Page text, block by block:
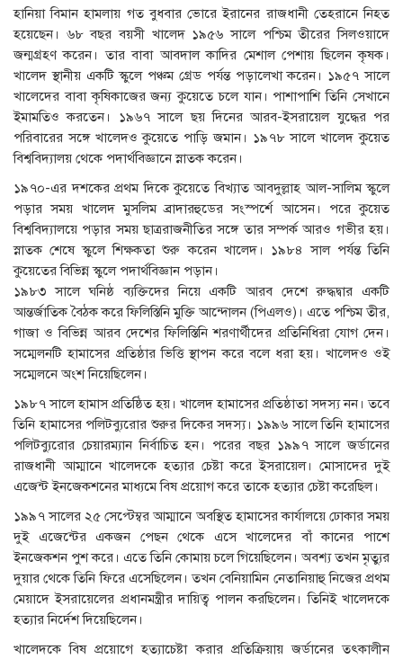
হানিয়া বিমান হামলায় গত বুধবার ভোরে ইরানের রাজধানী তেহরানে নিহত
হয়েছেন। ৬৮ বছর বয়সী খালেদ ১৯৫৬ সালে পশ্চিম তীরের সিলওয়াদে
জন্মগ্রহণ করেন। তার বাবা আবদাল কাদির মেশাল পেশায় ছিলেন কৃষক।
খালেদ স্থানীয় একটি স্কুলে পঞ্চম গ্রেড পর্যন্ত পড়ালেখা করেন। ১৯৫৭ সালে
খালেদের বাবা কৃষিকাজের জন্য কুয়েতে চলে যান। পাশাপাশি তিনি সেখানে
ইমামতিও করতেন। ১৯৬৭ সালে ছয় দিনের আরব-ইসরায়েল যুদ্ধের পর
পরিবারের সঙ্গে খালেদও কুয়েতে পাড়ি জমান। ১৯৭৮ সালে খালেদ কুয়েত
বিশ্ববিদ্যালয় থেকে পদার্থবিজ্ঞানে স্নাতক করেন।
১৯৭০-এর দশকের প্রথম দিকে কুয়েতে বিখ্যাত আবদুল্লাহ আল-সালিম স্কুলে
পড়ার সময় খালেদ মুসলিম ব্রাদারহুডের সংস্পর্শে আসেন। পরে কুয়েত
বিশ্ববিদ্যালয়ে পড়ার সময় ছাত্ররাজনীতির সঙ্গে তার সম্পর্ক আরও গভীর হয়।
স্নাতক শেষে স্কুলে শিক্ষকতা শুরু করেন খালেদ। ১৯৮৪ সাল পর্যন্ত তিনি
কুয়েতের বিভিন্ন স্কুলে পদার্থবিজ্ঞান পড়ান।
১৯৮৩ সালে ঘনিষ্ঠ ব্যক্তিদের নিয়ে একটি আরব দেশে রুদ্ধদ্বার একটি
আন্তর্জাতিক বৈঠক করে ফিলিস্তিনি মুক্তি আন্দোলন (পিএলও)। এতে পশ্চিম তীর,
গাজা ও বিভিন্ন আরব দেশের ফিলিস্তিনি শরণার্থীদের প্রতিনিধিরা যোগ দেন।
সম্মেলনটি হামাসের প্রতিষ্ঠার ভিত্তি স্থাপন করে বলে ধরা হয়। খালেদও ওই
সম্মেলনে অংশ নিয়েছিলেন।
১৯৮৭ সালে হামাস প্রতিষ্ঠিত হয়। খালেদ হামাসের প্রতিষ্ঠাতা সদস্য নন। তবে
তিনি হামাসের পলিটব্যুরোর শুরুর দিকের সদস্য। ১৯৯৬ সালে তিনি হামাসের
পলিটব্যুরোর চেয়ারম্যান নির্বাচিত হন। পরের বছর ১৯৯৭ সালে জর্ডানের
রাজধানী আম্মানে খালেদকে হত্যার চেষ্টা করে ইসরায়েল। মোসাদের দুই
এজেন্ট ইনজেকশনের মাধ্যমে বিষ প্রয়োগ করে তাকে হত্যার চেষ্টা করেছিল।
১৯৯৭ সালের ২৫ সেপ্টেম্বর আম্মানে অবস্থিত হামাসের কার্যালয়ে ঢোকার সময়
দুই এজেন্টের একজন পেছন থেকে এসে খালেদের বাঁ কানের পাশে
ইনজেকশন পুশ করে। এতে তিনি কোমায় চলে গিয়েছিলেন। অবশ্য তখন মৃত্যুর
দুয়ার থেকে তিনি ফিরে এসেছিলেন। তখন বেনিয়ামিন নেতানিয়াহু নিজের প্রথম
মেয়াদে ইসরায়েলের প্রধানমন্ত্রীর দায়িত্ব পালন করছিলেন। তিনিই খালেদকে
হত্যার নির্দেশ দিয়েছিলেন।
খালেদকে বিষ প্রয়োগে হত্যাচেষ্টা করার প্রতিক্রিয়ায় জর্ডানের তৎকালীন